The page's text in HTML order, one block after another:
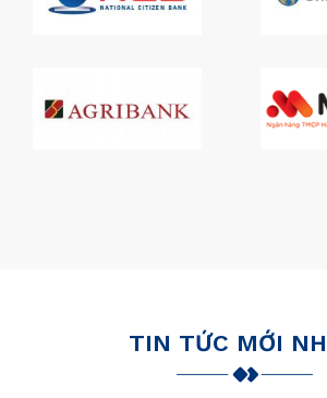
TIN TỨC MỚI